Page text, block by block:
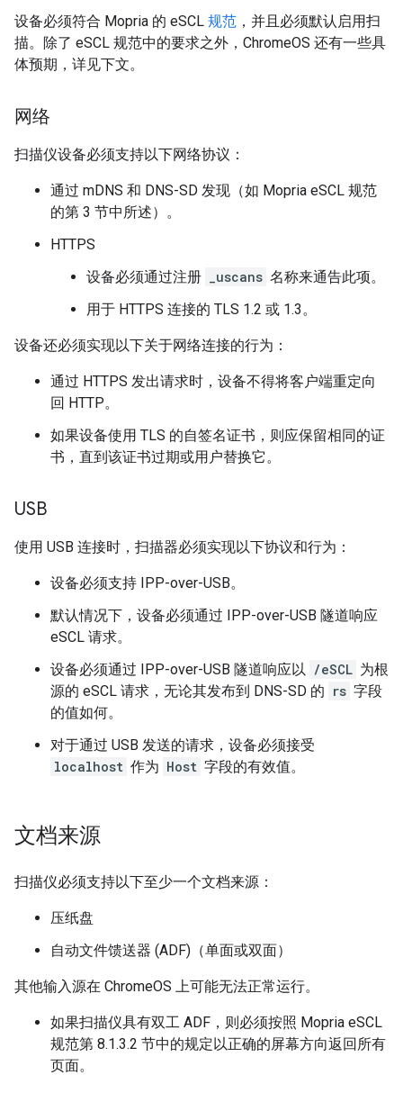
设备必须符合 Mopria 的 eSCL 规范 ，并且必须默认启用扫
描。除了 eSCL 规范中的要求之外，ChromeOS 还有一些具
体预期，详见下文。
网络
扫描仪设备必须支持以下网络协议：
通过 mDNS 和 DNS-SD 发现（如 Mopria eSCL 规范
的第 3 节中所述）。
HTTPS
设备必须通过注册
_uscans 名称来通告此项。
用于 HTTPS 连接的 TLS 1.2 或 1.3。
设备还必须实现以下关于网络连接的行为：
通过 HTTPS 发出请求时，设备不得将客户端重定向
回 HTTP。
如果设备使用 TLS 的自签名证书，则应保留相同的证
书，直到该证书过期或用户替换它。
USB
使用 USB 连接时，扫描器必须实现以下协议和行为：
设备必须支持 IPP-over-USB。
默认情况下，设备必须通过 IPP-over-USB 隧道响应
eSCL 请求。
设备必须通过 IPP-over-USB 隧道响应以 /eSCL 为根
源的 eSCL 请求，无论其发布到 DNS-SD 的 rs 字段
的值如何。
对于通过 USB 发送的请求，设备必须接受
localhost 作为 Host 字段的有效值。
文档来源
扫描仪必须支持以下至少一个文档来源：
压纸盘
自动文件馈送器 (ADF)（单面或双面）
其他输入源在 ChromeOS 上可能无法正常运行。
如果扫描仪具有双工 ADF，则必须按照 Mopria eSCL
规范第 8.1.3.2 节中的规定以正确的屏幕方向返回所有
页面。